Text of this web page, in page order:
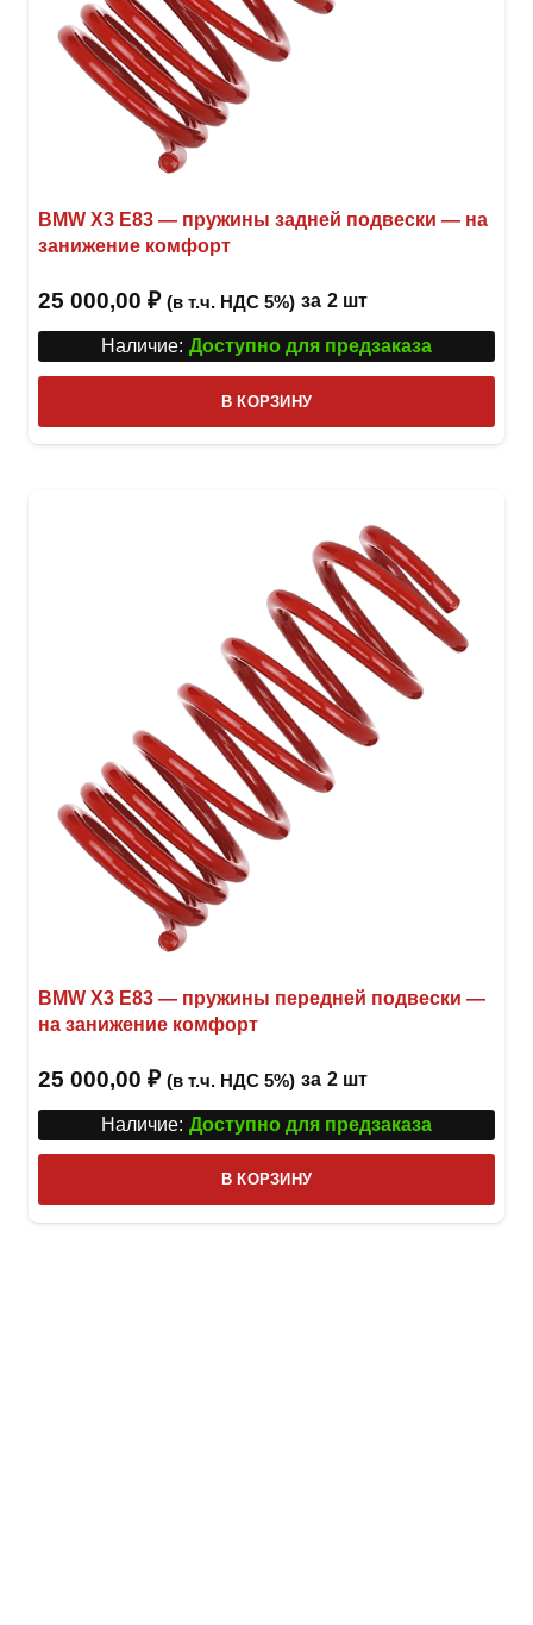
BMW X3 E83 — пружины задней подвески — на
занижение комфорт
25 000,00 ₽ (в т.ч. НДС 5%) за 2 шт
Наличие: Доступно для предзаказа
В КОРЗИНУ
BMW X3 E83 — пружины передней подвески —
на занижение комфорт
25 000,00 ₽ (в т.ч. НДС 5%) за 2 шт
Наличие: Доступно для предзаказа
В КОРЗИНУ